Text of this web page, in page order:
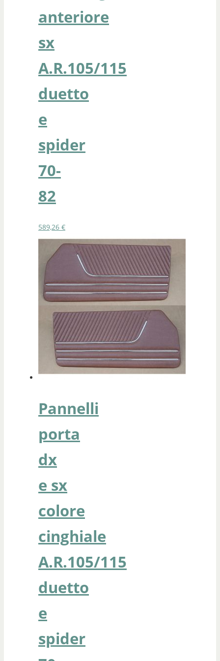
anteriore
sx
A.R.105/115
duetto
e
spider
70-
82
589,26 €
Pannelli
porta
dx
e sx
colore
cinghiale
A.R.105/115
duetto
e
spider